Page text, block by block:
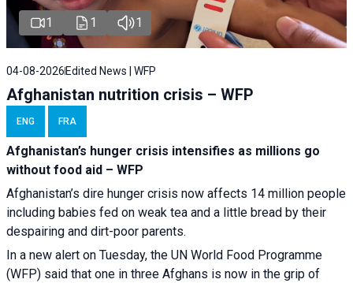
1 1 1
04-08-2026 Edited News | WFP
Afghanistan nutrition crisis – WFP
ENG FRA
Afghanistan’s hunger crisis intensifies as millions go
without food aid – WFP
Afghanistan’s dire hunger crisis now affects 14 million people
including babies fed on weak tea and a little bread by their
despairing and dirt-poor parents.
In a new alert on Tuesday, the UN World Food Programme
(WFP) said that one in three Afghans is now in the grip of